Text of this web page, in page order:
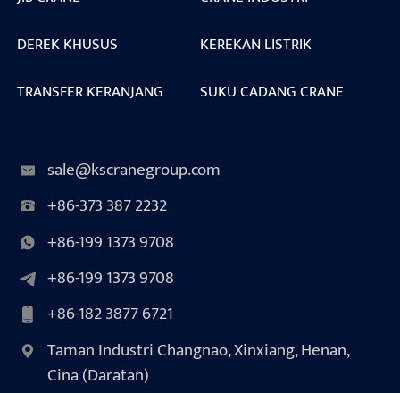
DEREK KHUSUS
KEREKAN LISTRIK
TRANSFER KERANJANG
SUKU CADANG CRANE
sale@kscranegroup.com
+86-373 387 2232
+86-199 1373 9708
+86-199 1373 9708
+86-182 3877 6721
Taman Industri Changnao, Xinxiang, Henan,
Cina (Daratan)